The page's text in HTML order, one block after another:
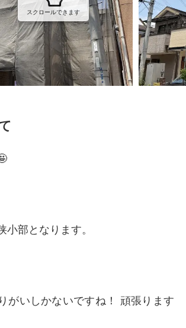
スクロールできます
小部となります。
がいしかないですね！ 頑張ります